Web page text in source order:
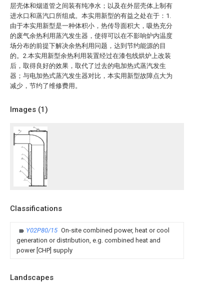
层壳体和烟道管之间装有纯净水；以及在外层壳体上制有
进水口和蒸汽口所组成。本实用新型的有益之处在于：1.
由于本实用新型是一种体积小，热传导面积大，吸热充分
的废气余热利用蒸汽发生器，使得可以在不影响炉内温度
场分布的前提下解决余热利用问题，达到节约能源的目
的。2.本实用新型余热利用装置经过在漆包线烘炉上改装
后，取得良好的效果，取代了过去的电加热式蒸汽发生
器；与电加热式蒸汽发生器对比，本实用新型故障点大为
减少，节约了维修费用。
Images (1)
Classifications
Y02P80/15 On-site combined power, heat or cool
generation or distribution, e.g. combined heat and
power [CHP] supply
Landscapes